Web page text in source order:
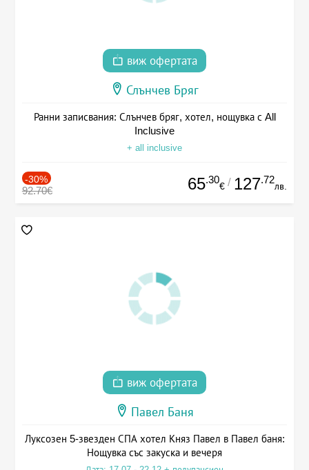
виж офертата
Слънчев Бряг
Ранни записвания: Слънчев бряг, хотел, нощувка с All
Inclusive
+ all inclusive
-30%
92.70€ 65.30
€ / 127.72
лв.
виж офертата
Павел Баня
Луксозен 5-звезден СПА хотел Княз Павел в Павел баня:
Нощувка със закуска и вечеря